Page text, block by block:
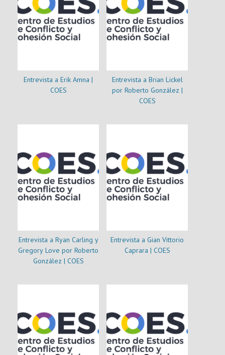
Entrevista a Erik Amna |
COES
Entrevista a Brian Lickel
por Roberto González |
COES
Entrevista a Ryan Carling y
Gregory Love por Roberto
González | COES
Entrevista a Gian Vittorio
Caprara | COES